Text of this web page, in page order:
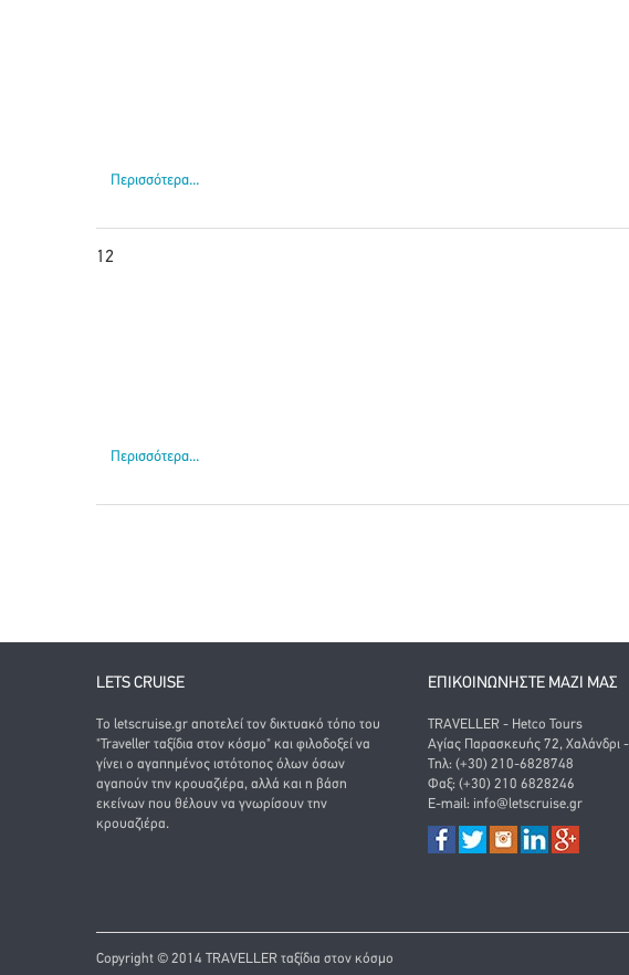
Περισσότερα...
12
Περισσότερα...
LETS CRUISE
Το letscruise.gr αποτελεί τον δικτυακό τόπο του
"Traveller ταξίδια στον κόσμο" και φιλοδοξεί να
γίνει ο αγαπημένος ιστότοπος όλων όσων
αγαπούν την κρουαζιέρα, αλλά και η βάση
εκείνων που θέλουν να γνωρίσουν την
κρουαζιέρα.
ΕΠΙΚΟΙΝΩΝΗΣΤΕ ΜΑΖΙ ΜΑΣ
TRAVELLER - Hetco Tours
Αγίας Παρασκευής 72, Χαλάνδρι
Τηλ: (+30) 210-6828748
Φαξ: (+30) 210 6828246
E-mail: info@letscruise.gr
Copyright © 2014 TRAVELLER ταξίδια στον κόσμο